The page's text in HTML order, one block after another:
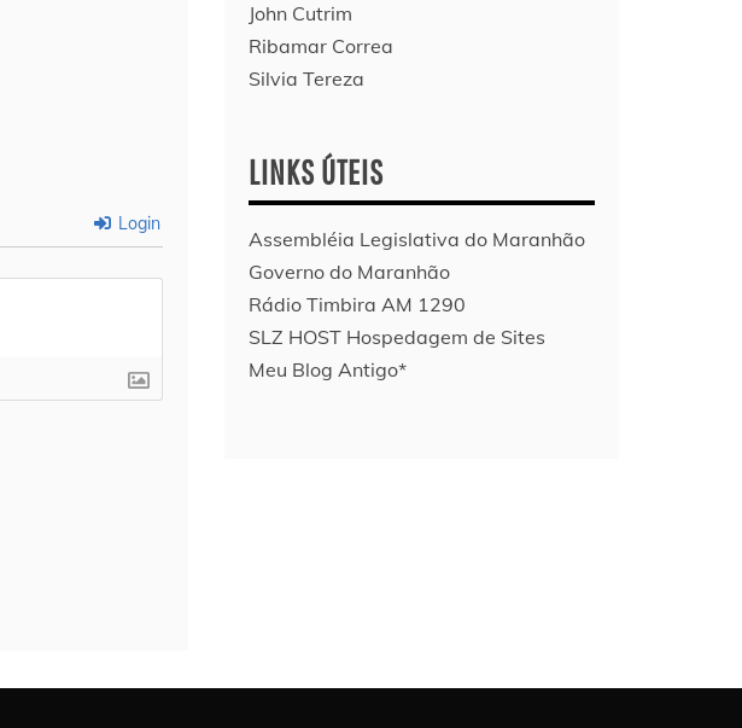
Login
John Cutrim
Ribamar Correa
Silvia Tereza
LINKS ÚTEIS
Assembléia Legislativa do Maranhão
Governo do Maranhão
Rádio Timbira AM 1290
SLZ HOST Hospedagem de Sites
Meu Blog Antigo*